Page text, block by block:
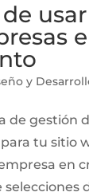
y
de gestión
tu sitio
en